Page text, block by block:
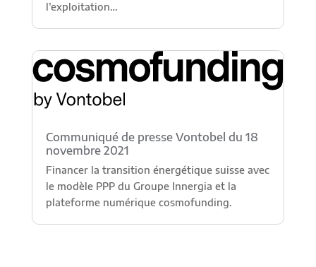
l’exploitation…
Communiqué de presse Vontobel du 18
novembre 2021
Financer la transition énergétique suisse avec
le modèle PPP du Groupe Innergia et la
plateforme numérique cosmofunding.